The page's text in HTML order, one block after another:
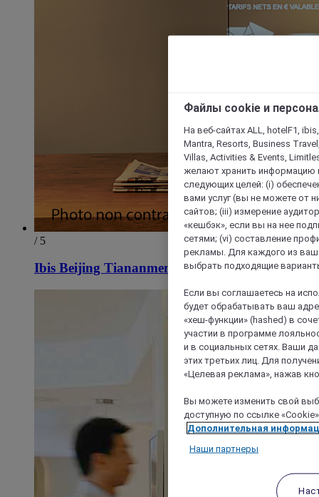
/ 5
Ibis Beijing Tiananmen Square Hotel
Файлы cookie и
На веб-сайтах ALL, hotelF1,
Mantra, Resorts, Business
Villas, Activities & Events,
желают хранить информацию
следующих целей: (i)
вами услуг (вы не можете от
сайтов; (iii) измерение
«кешбэк», если вы на нее
сетями; (vi) составление
рекламы. Для каждого из
выбрать подходящие
Если вы соглашаетесь на
будет обрабатывать ваш
«хеш-функции» (hashed) в
участии в программе
и в социальных сетях. Ваши
этих третьих лиц. Для
«Целевая реклама», нажав
Вы можете изменить свой
доступную по ссылке
Дополнительная
Наши партнеры